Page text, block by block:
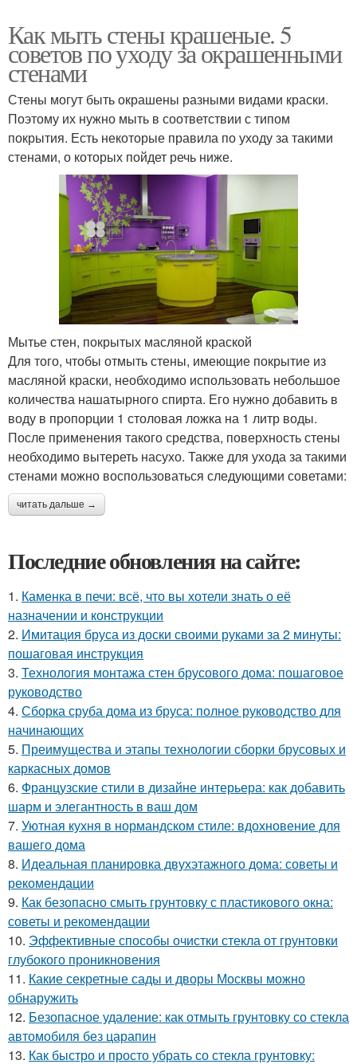
Как мыть стены крашеные. 5
советов по уходу за окрашенными
стенами
Стены могут быть окрашены разными видами краски.
Поэтому их нужно мыть в соответствии с типом
покрытия. Есть некоторые правила по уходу за такими
стенами, о которых пойдет речь ниже.
Мытье стен, покрытых масляной краской
Для того, чтобы отмыть стены, имеющие покрытие из
масляной краски, необходимо использовать небольшое
количества нашатырного спирта. Его нужно добавить в
воду в пропорции 1 столовая ложка на 1 литр воды.
После применения такого средства, поверхность стены
необходимо вытереть насухо. Также для ухода за такими
стенами можно воспользоваться следующими советами:
читать дальше →
Последние обновления на сайте:
1. Каменка в печи: всё, что вы хотели знать о её
назначении и конструкции
2. Имитация бруса из доски своими руками за 2 минуты:
пошаговая инструкция
3. Технология монтажа стен брусового дома: пошаговое
руководство
4. Сборка сруба дома из бруса: полное руководство для
начинающих
5. Преимущества и этапы технологии сборки брусовых и
каркасных домов
6. Французские стили в дизайне интерьера: как добавить
шарм и элегантность в ваш дом
7. Уютная кухня в нормандском стиле: вдохновение для
вашего дома
8. Идеальная планировка двухэтажного дома: советы и
рекомендации
9. Как безопасно смыть грунтовку с пластикового окна:
советы и рекомендации
10. Эффективные способы очистки стекла от грунтовки
глубокого проникновения
11. Какие секретные сады и дворы Москвы можно
обнаружить
12. Безопасное удаление: как отмыть грунтовку со стекла
автомобиля без царапин
13. Как быстро и просто убрать со стекла грунтовку: